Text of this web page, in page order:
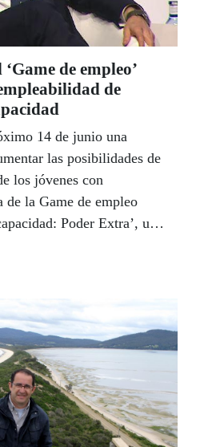
de empleo’
de
14 de junio una
las posibilidades de
los jóvenes con
de la Game de empleo
Poder Extra’, una
es una iniciativa de
la cofinanciación del
y se desarrollará en el
y Superior de la Cámara